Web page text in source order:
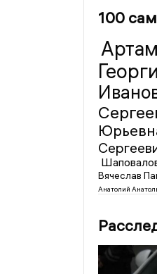
100
Вячеслав
Анатолий